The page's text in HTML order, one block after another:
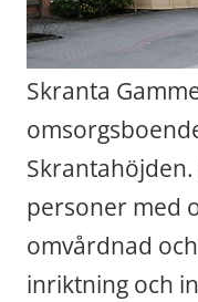
Skranta
personer med
omvårdnad
inriktning och